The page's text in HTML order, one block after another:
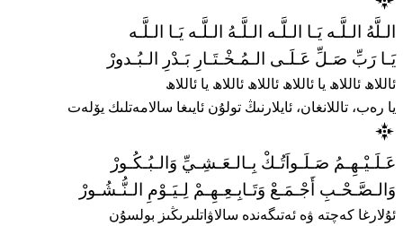
الـلَّهُ الـلَّـه يَـا الـلَّـه الـلَّـهُ الـلَّـه يَـا الـلَّـه
يَـا رَبِّ صَـلِّ عَـلَـى الـمُـخْـتَـارِ بَـدْرِ الـبُـدورْ
ئاللاھ ئاللاھ يا ئاللاھ ئاللاھ ئاللاھ يا ئاللاھ
يا رەب، تاللانغان، ئايلارنىڭ تولۇن ئايىغا سالامەتلىك يۆلەت
عَـلَـيْـهِـمُ صَـلَـواَتُـكْ بِـالـعَـشِـيِّ وَالـبُـكُـورْ
وَالـصَّـحْـبِ أَجْـمَـعْ وَتَـابِـعِـهِـمْ لِـيَـوْمِ الـنُّـشُـورْ
ئۇلارغا كەچتە ۋە ئەتىگەندە سالاۋاتلىرىڭىز بولسۇن